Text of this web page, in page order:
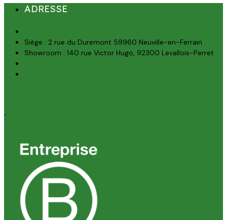
ADRESSE
Siège : 2 rue du Duremont 59960 Neuville-en-Ferrain
Showroom : 140 rue Victor Hugo, 92300 Levallois-Perret